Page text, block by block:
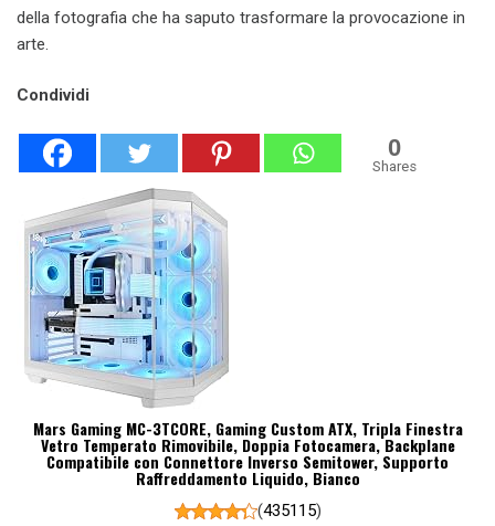
della fotografia che ha saputo trasformare la provocazione in
arte.
Condividi
0
Shares
Mars Gaming MC-3TCORE, Gaming Custom ATX, Tripla Finestra
Vetro Temperato Rimovibile, Doppia Fotocamera, Backplane
Compatibile con Connettore Inverso Semitower, Supporto
Raffreddamento Liquido, Bianco
(435115)